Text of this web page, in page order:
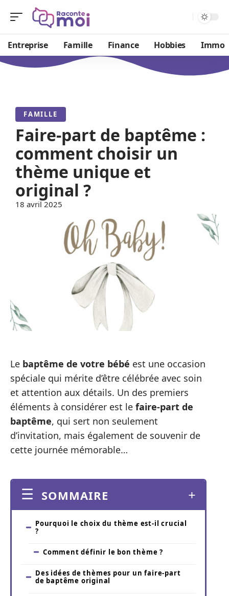
Entreprise Famille Finance Hobbies Immo
FAMILLE
Faire-part de baptême :
comment choisir un
thème unique et
original ?
18 avril 2025
Le baptême de votre bébé est une occasion
spéciale qui mérite d’être célébrée avec soin
et attention aux détails. Un des premiers
éléments à considérer est le faire-part de
baptême, qui sert non seulement
d’invitation, mais également de souvenir de
cette journée mémorable…
SOMMAIRE
Pourquoi le choix du thème est-il crucial
?
Comment définir le bon thème ?
Des idées de thèmes pour un faire-part
de baptême original